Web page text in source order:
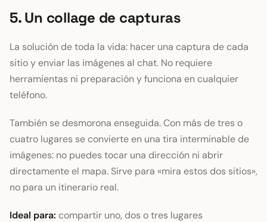
5. Un collage de capturas
La solución de toda la vida: hacer una captura de cada
sitio y enviar las imágenes al chat. No requiere
herramientas ni preparación y funciona en cualquier
teléfono.
También se desmorona enseguida. Con más de tres o
cuatro lugares se convierte en una tira interminable de
imágenes: no puedes tocar una dirección ni abrir
directamente el mapa. Sirve para «mira estos dos sitios»,
no para un itinerario real.
Ideal para: compartir uno, dos o tres lugares